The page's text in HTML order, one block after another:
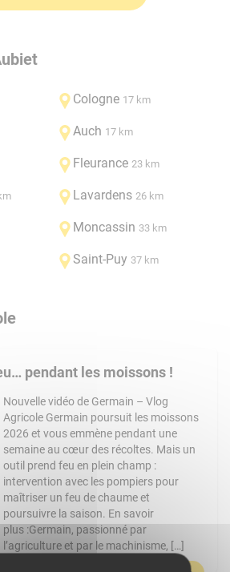
Cologne 17 km
Auch 17 km
Fleurance 23 km
Lavardens 26 km
Moncassin 33 km
Saint-Puy 37 km
pendant les moissons !
Nouvelle vidéo de Germain – Vlog
Agricole Germain poursuit les moissons
2026 et vous emmène pendant une
semaine au cœur des récoltes. Mais un
outil prend feu en plein champ :
intervention avec les pompiers pour
maîtriser un feu de chaume et
poursuivre la saison. En savoir
plus :Germain, passionné par
l’agriculture et par le machinisme, […]